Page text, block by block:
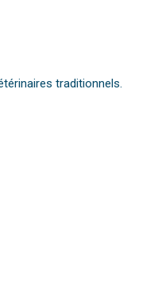
traditionnels.